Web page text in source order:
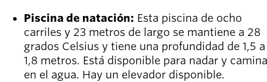
Piscina de natación: Esta piscina de ocho
carriles y 23 metros de largo se mantiene a 28
grados Celsius y tiene una profundidad de 1,5 a
1,8 metros. Está disponible para nadar y
en el agua. Hay un elevador disponible.